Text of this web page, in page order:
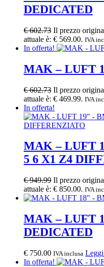
DEDICATED
€602.73 Il prezzo
attuale è: € 569.00. IVA
In offerta!
MAK – LUFT
€602.73 Il prezzo
attuale è: € 469.99. IVA
In offerta!
MAK – LUFT
5 6 X1 Z4
€949.99 Il prezzo
attuale è: € 850.00. IVA
MAK – LUFT
DEDICATED
€ 750.00 IVA inclusa
In offerta!